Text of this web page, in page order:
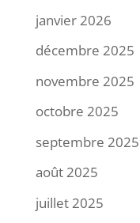
janvier 2026
décembre 2025
novembre 2025
octobre 2025
septembre 2025
août 2025
juillet 2025